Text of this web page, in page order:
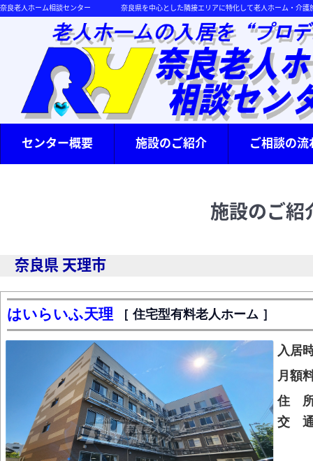
奈良老人ホーム相談センター 奈良県を中心とした隣接エリアに特化して老人ホーム・介護施
センター概要 施設のご紹介 ご相談の流
施設のご紹
奈良県 天理市
はいらいふ天理 住宅型有料老人ホーム
入居
月額
住
交